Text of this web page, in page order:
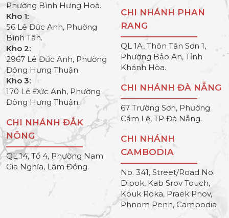
Phường Bình Hưng Hoà.
Kho 1:
56 Lê Đức Anh, Phường
Bình Tân.
Kho 2:
2967 Lê Đức Anh, Phường
Đông Hưng Thuận.
Kho 3:
170 Lê Đức Anh, Phường
Đông Hưng Thuận.
CHI NHÁNH ĐẮK
NÔNG
QL 14, Tổ 4, Phường Nam
Gia Nghĩa, Lâm Đồng.
CHI NHÁNH PHAN
RANG
QL 1A, Thôn Tân Sơn 1,
Phường Bảo An, Tỉnh
Khánh Hòa.
CHI NHÁNH ĐÀ NẴNG
67 Trường Sơn, Phường
Cẩm Lệ, TP Đà Nẵng.
CHI NHÁNH
CAMBODIA
No. 341, Street/Road No.
Dipok, Kab Srov Touch,
Kouk Roka, Praek Pnov,
Phnom Penh, Cambodia